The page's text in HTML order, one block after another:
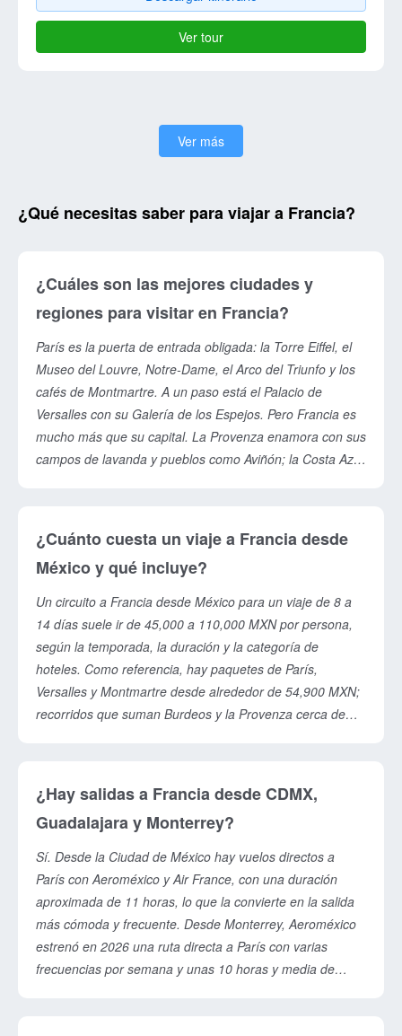
Ver tour
Ver más
¿Qué necesitas saber para viajar a Francia?
¿Cuáles son las mejores ciudades y
regiones para visitar en Francia?
París es la puerta de entrada obligada: la Torre Eiffel, el
Museo del Louvre, Notre-Dame, el Arco del Triunfo y los
cafés de Montmartre. A un paso está el Palacio de
Versalles con su Galería de los Espejos. Pero Francia es
mucho más que su capital. La Provenza enamora con sus
campos de lavanda y pueblos como Aviñón; la Costa Azul
historia, playas del Desembarco y el imponente Mont
Saint-Michel, esa abadía que la marea rodea de mar. El
Valle del Loira suma castillos de ensueño y Burdeos,
viñedos de fama mundial. Un buen circuito combina París
con dos o tres de estas regiones para que veas la Francia
clásica y la más auténtica.
¿Cuánto cuesta un viaje a Francia desde
México y qué incluye?
Un circuito a Francia desde México para un viaje de 8 a
14 días suele ir de 45,000 a 110,000 MXN por persona,
según la temporada, la duración y la categoría de
hoteles. Como referencia, hay paquetes de París,
Versalles y Montmartre desde alrededor de 54,900 MXN;
recorridos que suman Burdeos y la Provenza cerca de
redondos, hospedaje con desayunos, traslados
aeropuerto-hotel, transporte terrestre entre ciudades,
tours con guía en español y varias entradas a atracciones
icónicas. Suele quedar por tu cuenta el seguro de viaje,
algunas comidas, propinas y actividades opcionales,
aunque casi siempre se pueden agregar a la cotización.
Lo mejor es armar tu paquete con un asesor para
ajustarlo a tu presupuesto y fechas.
¿Hay salidas a Francia desde CDMX,
Guadalajara y Monterrey?
Sí. Desde la Ciudad de México hay vuelos directos a
París con Aeroméxico y Air France, con una duración
aproximada de 11 horas, lo que la convierte en la salida
más cómoda y frecuente. Desde Monterrey, Aeroméxico
estrenó en 2026 una ruta directa a París con varias
frecuencias por semana y unas 10 horas y media de